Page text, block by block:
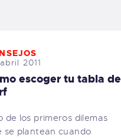
2011
escoger tu tabla de
de los primeros dilemas
se plantean cuando